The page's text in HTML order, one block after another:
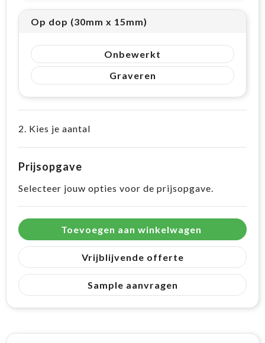
Op dop (30mm x 15mm)
Onbewerkt
Graveren
2. Kies je aantal
Prijsopgave
Selecteer jouw opties voor de prijsopgave.
Toevoegen aan winkelwagen
Vrijblijvende offerte
Sample aanvragen